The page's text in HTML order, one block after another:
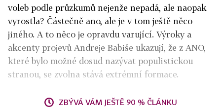
voleb podle průzkumů nejenže nepadá, ale naopak
vyrostla? Částečně ano, ale je v tom ještě něco
jiného. A to něco je opravdu varující. Výroky a
akcenty projevů Andreje Babiše ukazují, že z ANO,
které bylo možné dosud nazývat populistickou
stranou, se zvolna stává extrémní formace.
ZBÝVÁ VÁM JEŠTĚ 90 % ČLÁNKU